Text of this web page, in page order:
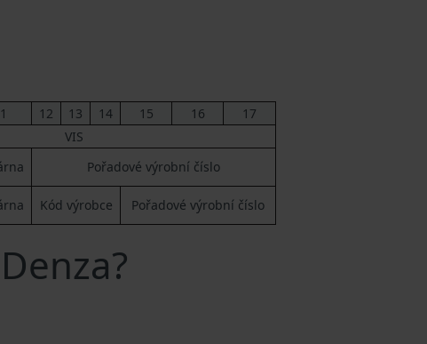
12 13 14 15 16
17
VIS
Pořadové výrobní číslo
Kód výrobce Pořadové výrobní číslo